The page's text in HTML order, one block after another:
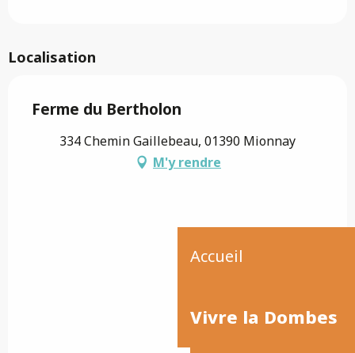
Accueil
Vivre la Dombes
Localisation
Ferme du Bertholon
334 Chemin Gaillebeau, 01390 Mionnay
M'y rendre